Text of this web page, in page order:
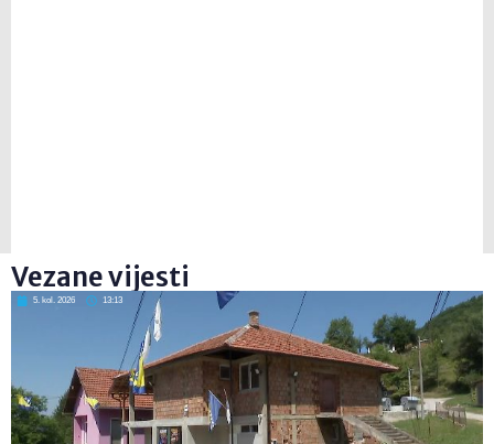
Vezane vijesti
5. kol. 2026 13:13